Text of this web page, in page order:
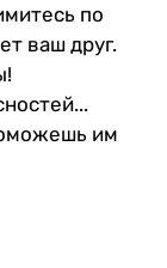
по
ваш друг.
им